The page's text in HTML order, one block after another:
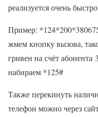
реализуется очень
Пример:
жмем кнопку вызова,
гривен на счёт
набираем *125#
Также перекинуть
телефон можно через